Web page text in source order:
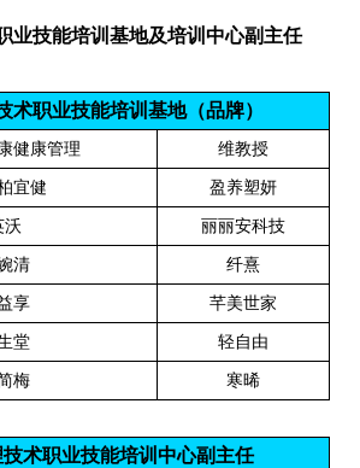
业技能培训基地及培训中心副主任
术职业技能培训基地（品牌）
健康管理 维教授
宜健 盈养塑妍
沃 丽丽安科技
清 纤熹
享 芊美世家
堂 轻自由
梅 寒晞
术职业技能培训中心副主任